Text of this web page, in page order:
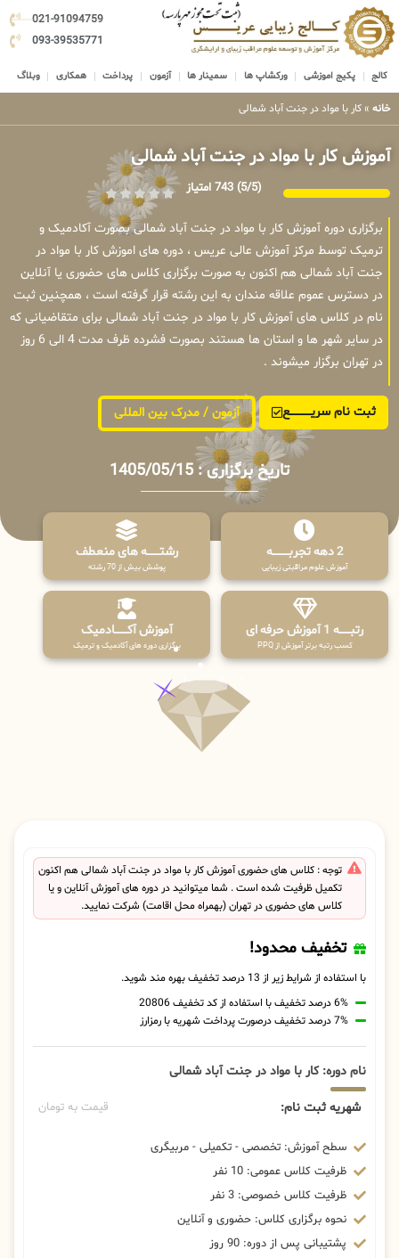
021-91094759
093-39535771
کالج پکیج اموزشی ورکشاپ ها سمینار ها آزمون پرداخت همکاری وبلاگ
خانه » کار با مواد در جنت آباد شمالی
آموزش کار با مواد در جنت آباد شمالی
(5/5) 743 امتیاز
برگزاری دوره آموزش کار با مواد در جنت آباد شمالی بصورت آکادمیک و
ترمیک توسط مرکز آموزش عالی عریس ، دوره های اموزش کار با مواد در
جنت آباد شمالی هم اکنون به صورت برگزاری کلاس های حضوری یا آنلاین
در دسترس عموم علاقه مندان به این رشته قرار گرفته است ، همچنین ثبت
نام در کلاس های آموزش کار با مواد در جنت آباد شمالی برای متقاضیانی که
در سایر شهر ها و استان ها هستند بصورت فشرده ظرف مدت 4 الی 6 روز
در تهران برگزار میشوند .
ثبت نام سریــــــــــــع آزمون / مدرک بین المللی
تاریخ برگزاری : 1405/05/15
2 دهه تجربـــــــــه
آموزش علوم مراقبتی زیبایی
رشتـــــــه های منعطف
پوشش بیش از 70 رشته
رتبــــــه 1 آموزش حرفه ای
کسب رتبه برتر آموزش از PPQ
آموزش آکـــــــادمیک
برگزاری دوره های آکادمیک و ترمیک
توجه : کلاس های حضوری آموزش کار با مواد در جنت آباد شمالی هم اکنون
تکمیل ظرفیت شده است . شما میتوانید در دوره های آموزش آنلاین و یا
کلاس های حضوری در تهران (بهمراه محل اقامت) شرکت نمایید.
تخفیف محدود!
با استفاده از شرایط زیر از 13 درصد تخفیف بهره مند شوید.
6% درصد تخفیف با استفاده از کد تخفیف 20806
7% درصد تخفیف درصورت پرداخت شهریه با رمزارز
نام دوره: کار با مواد در جنت آباد شمالی
شهریه ثبت نام: قیمت به تومان
سطح آموزش: تخصصی - تکمیلی - مربیگری
ظرفیت کلاس عمومی: 10 نفر
ظرفیت کلاس خصوصی: 3 نفر
نحوه برگزاری کلاس: حضوری و آنلاین
پشتیبانی پس از دوره: 90 روز